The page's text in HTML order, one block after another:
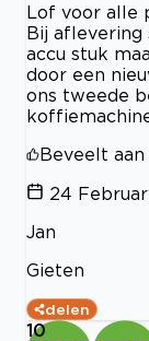
Lof voor alle
Bij
accu stuk
door een
ons tweede
Beveelt aan
24
Jan
Gieten
delen
10